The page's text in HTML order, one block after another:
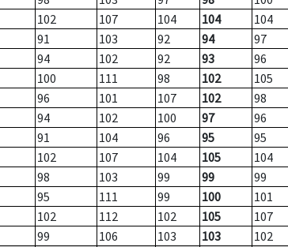
102 107 104 104
104
91 103 92 94
97
94 102 92 93
96
100 111 98 102
105
96 101 107 102
98
94 102 100 97
96
91 104 96 95
95
102 107 104 105
104
98 103 99 99
99
95 111 99 100
101
102 112 102 105
107
99 106 103 103 102